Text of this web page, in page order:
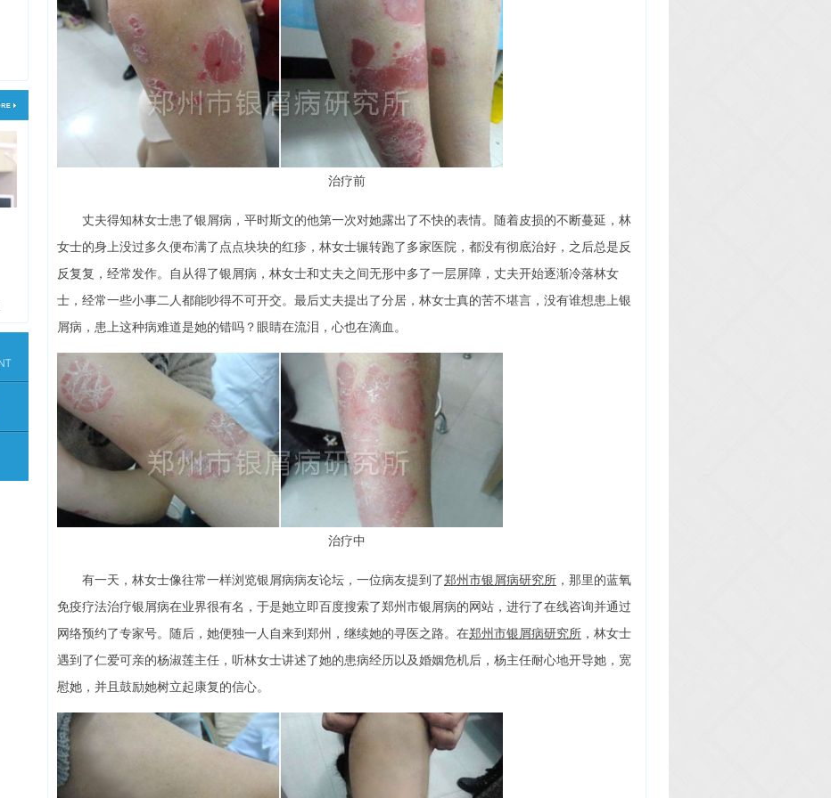
治疗前
丈夫得知林女士患了银屑病，平时斯文的他第一次对她露出了不快的表情。随着皮损的不断蔓延，林
女士的身上没过多久便布满了点点块块的红疹，林女士辗转跑了多家医院，都没有彻底治好，之后总是反
反复复，经常发作。自从得了银屑病，林女士和丈夫之间无形中多了一层屏障，丈夫开始逐渐冷落林女
士，经常一些小事二人都能吵得不可开交。最后丈夫提出了分居，林女士真的苦不堪言，没有谁想患上银
屑病，患上这种病难道是她的错吗？眼睛在流泪，心也在滴血。
治疗中
有一天，林女士像往常一样浏览银屑病病友论坛，一位病友提到了郑州市银屑病研究所 ，那里的蓝氧
免疫疗法治疗银屑病在业界很有名，于是她立即百度搜索了郑州市银屑病的网站，进行了在线咨询并通过
网络预约了专家号。随后，她便独一人自来到郑州，继续她的寻医之路。在郑州市银屑病研究所 ，林女士
遇到了仁爱可亲的杨淑莲主任，听林女士讲述了她的患病经历以及婚姻危机后，杨主任耐心地开导她，宽
慰她，并且鼓励她树立起康复的信心。